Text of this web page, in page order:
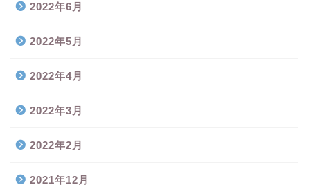
2022年6月
2022年5月
2022年4月
2022年3月
2022年2月
2021年12月